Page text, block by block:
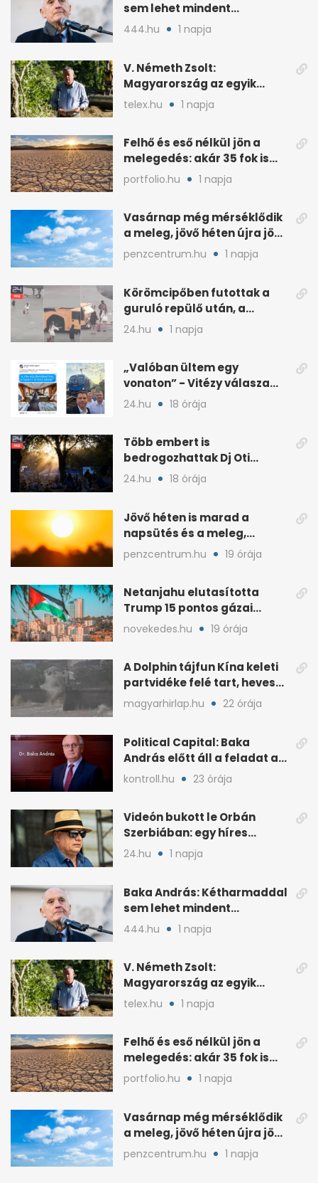
sem lehet mindent
megcsinálni
444.hu 1 napja
V. Németh Zsolt:
Magyarország az egyik
legszegényebb ország
telex.hu 1 napja
Felhő és eső nélkül jön a
melegedés: akár 35 fok is
lehet vasárnap
portfolio.hu 1 napja
Vasárnap még mérséklődik
a meleg, jövő héten újra jön
a kánikula
penzcentrum.hu 1 napja
Körömcipőben futottak a
guruló repülő után, a
hatóságok közbeléptek
24.hu 1 napja
„Valóban ültem egy
vonaton” - Vitézy válasza
Németh Balázs „nagy
leleplezésére”
24.hu 18 órája
Több embert is
bedrogozhattak Dj Oti
koncertjén, a Sziget reagált
24.hu 18 órája
Jövő héten is marad a
napsütés és a meleg,
midweek jöhet enyhülés
penzcentrum.hu 19 órája
Netanjahu elutasította
Trump 15 pontos gázai
béketervét
novekedes.hu 19 órája
A Dolphin tájfun Kína keleti
partvidéke felé tart, heves
esőkkel
magyarhirlap.hu 22 órája
Political Capital: Baka
András előtt áll a feladat az
elnöki tekintélyért
kontroll.hu 23 órája
Videón bukott le Orbán
Szerbiában: egy híres
milliárdossal nyaral
24.hu 1 napja
Baka András: Kétharmaddal
sem lehet mindent
megcsinálni
444.hu 1 napja
V. Németh Zsolt:
Magyarország az egyik
legszegényebb ország
telex.hu 1 napja
Felhő és eső nélkül jön a
melegedés: akár 35 fok is
lehet vasárnap
portfolio.hu 1 napja
Vasárnap még mérséklődik
a meleg, jövő héten újra jön
a kánikula
penzcentrum.hu 1 napja